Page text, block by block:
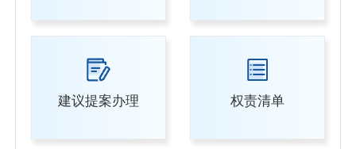
建议提案办理 权责清单